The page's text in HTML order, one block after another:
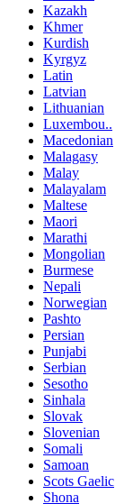
Kazakh
Khmer
Kurdish
Kyrgyz
Latin
Latvian
Lithuanian
Luxembou..
Macedonian
Malagasy
Malay
Malayalam
Maltese
Maori
Marathi
Mongolian
Burmese
Nepali
Norwegian
Pashto
Persian
Punjabi
Serbian
Sesotho
Sinhala
Slovak
Slovenian
Somali
Samoan
Scots Gaelic
Shona